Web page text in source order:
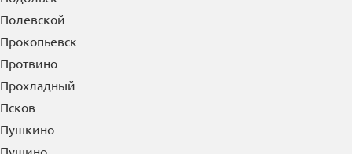
Подольск
Полевской
Прокопьевск
Протвино
Прохладный
Псков